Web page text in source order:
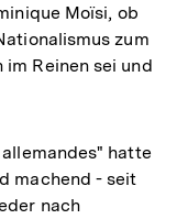
Moïsi, ob
zum
Reinen sei und
hatte
machend - seit
nach